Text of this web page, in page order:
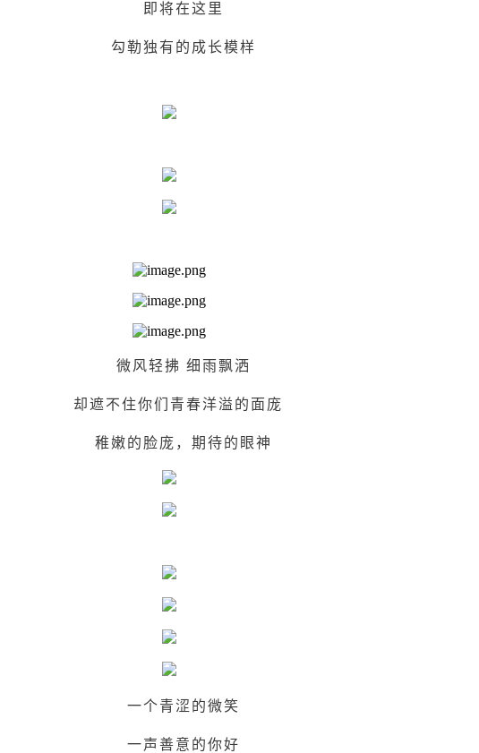
即将在这里
勾勒独有的成长模样
微风轻拂 细雨飘洒
却遮不住你们青春洋溢的面庞
稚嫩的脸庞，期待的眼神
一个青涩的微笑
一声善意的你好